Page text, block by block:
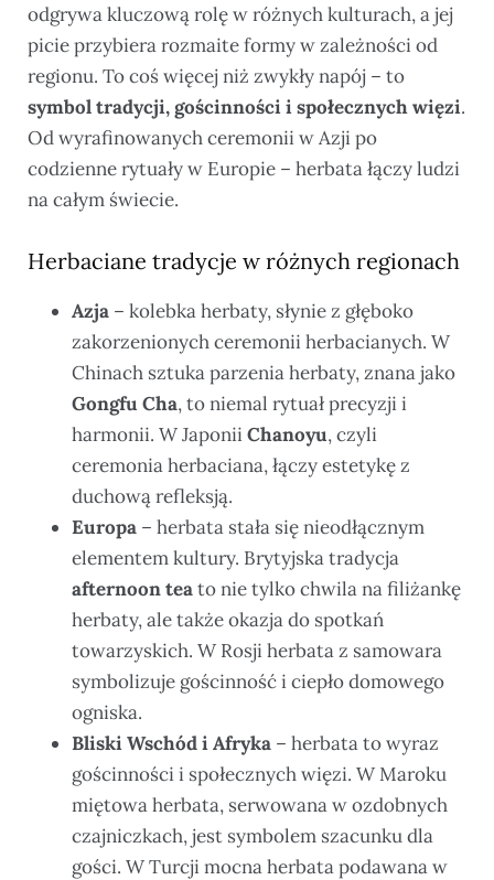
odgrywa kluczową rolę w różnych kulturach, a jej
picie przybiera rozmaite formy w zależności od
regionu. To coś więcej niż zwykły napój – to
symbol tradycji, gościnności i społecznych więzi.
Od wyrafinowanych ceremonii w Azji po
codzienne rytuały w Europie – herbata łączy ludzi
na całym świecie.
Herbaciane tradycje w różnych regionach
Azja – kolebka herbaty, słynie z głęboko
zakorzenionych ceremonii herbacianych. W
Chinach sztuka parzenia herbaty, znana jako
Gongfu Cha, to niemal rytuał precyzji i
harmonii. W JaponiiChanoyu, czyli
ceremonia herbaciana, łączy estetykę z
duchową refleksją.
Europa – herbata stała się nieodłącznym
elementem kultury. Brytyjska tradycja
afternoon teato nie tylko chwila na filiżankę
herbaty, ale także okazja do spotkań
towarzyskich. W Rosji herbata z samowara
symbolizuje gościnność i ciepło domowego
ogniska.
Bliski Wschód i Afryka – herbata to wyraz
gościnności i społecznych więzi. W Maroku
miętowa herbata, serwowana w ozdobnych
czajniczkach, jest symbolem szacunku dla
gości. W Turcji mocna herbata podawana w